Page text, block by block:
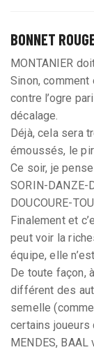
BONNET
MONTANIER
Sinon,
contre l’ogre
décalage.
Déjà, cela sera
émoussés, le
Ce soir, je
SORIN-DANZE-
DOUCOURE-
Finalement et
peut voir la
équipe, elle
De toute façon,
différent des
semelle
certains joueurs
MENDES,